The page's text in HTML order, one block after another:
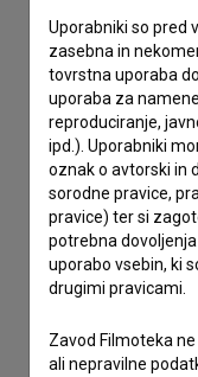
imam
prijavljam
želim dodati
drugo
Uporabniki so pred
zasebna in
tovrstna uporaba
uporaba za
reproduciranje,
ipd.). Uporabniki
oznak o avtorski in
sorodne pravice,
pravice) ter si
potrebna
uporabo vsebin, ki
drugimi pravicami.
Zavod Filmoteka
ali nepravilne